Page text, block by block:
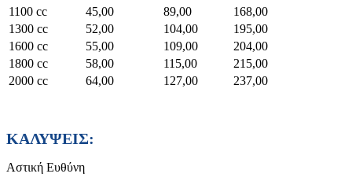
1100 cc
45,00 89,00
168,00
1300 cc
52,00 104,00
195,00
1600 cc
55,00 109,00
204,00
1800 cc
58,00 115,00
215,00
2000 cc
64,00 127,00 237,00
ΚΑΛΥΨΕΙΣ:
Αστική Ευθύνη